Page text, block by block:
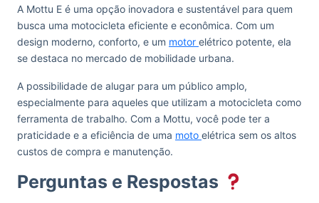
A Mottu E é uma opção inovadora e sustentável para quem
busca uma motocicleta eficiente e econômica. Com um
design moderno, conforto, e um motor elétrico potente, ela
se destaca no mercado de mobilidade urbana.
A possibilidade de alugar para um público amplo,
especialmente para aqueles que utilizam a motocicleta como
ferramenta de trabalho. Com a Mottu, você pode ter a
praticidade e a eficiência de uma moto elétrica sem os altos
custos de compra e manutenção.
Perguntas e Respostas